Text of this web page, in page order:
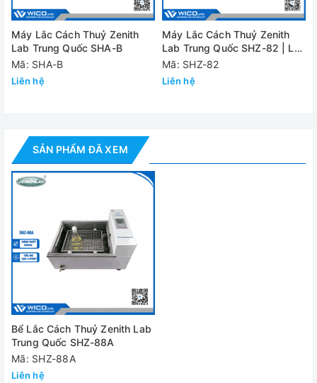
Công suất 1200W
Kích thước 680 x 500 x 400mm
Khối lượng
Nguồn điện 220V 50Hz
Máy Lắc Cách Thuỷ Zenith
Lab Trung Quốc SHA-B
Mã: SHA-B
Liên hệ
Máy Lắc Cách Thuỷ Zenith
Lab Trung Quốc SHZ-82 | Lắc
Tròn
Mã: SHZ-82
Liên hệ
SẢN PHẨM ĐÃ XEM
Bể Lắc Cách Thuỷ Zenith Lab
Trung Quốc SHZ-88A
Mã: SHZ-88A
Liên hệ